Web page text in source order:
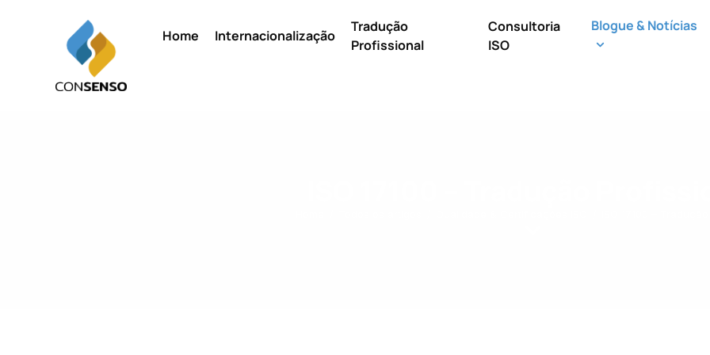
Home Internacionalização
Tradução
Profissional
Consultoria
ISO
Blogue & Notícias